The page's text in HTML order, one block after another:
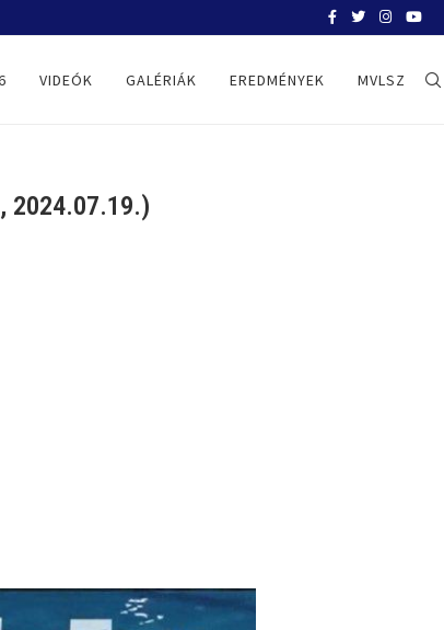
VIDEÓK GALÉRIÁK EREDMÉNYEK MVLSZ
2024.07.19.)